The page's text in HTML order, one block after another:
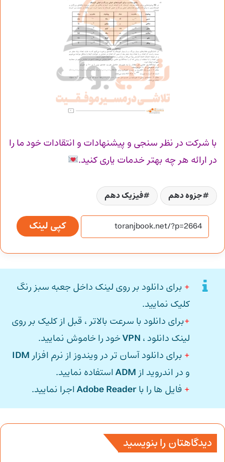
با شرکت در نظر سنجی و پیشنهادات و انتقادات خود ما را
در ارائه هر چه بهتر خدمات یاری کنید.
جزوه دهم فیزیک دهم
کپی لینک
+ برای دانلود بر روی لینک داخل جعبه سبز رنگ
کلیک نمایید.
+برای دانلود با سرعت بالاتر ، قبل از کلیک بر روی
لینک دانلود ، VPNخود را خاموش نمایید.
+ برای دانلود آسان تر در ویندوز از نرم افزار IDM
و در اندروید از ADMاستفاده نمایید.
+ فایل ها را باAdobe Readerاجرا نمایید.
دیدگاهتان را بنویسید